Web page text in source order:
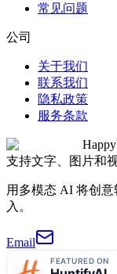
常见问题
公司
关于我们
联系我们
隐私政策
服务条款
支持文字、图片和
用多模态 AI 将创
入。
Email